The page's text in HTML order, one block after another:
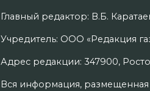
Главный редактор: В.Б.
Учредитель: ООО «Редакция
Адрес редакции: 347900,
Вся информация, размещенная